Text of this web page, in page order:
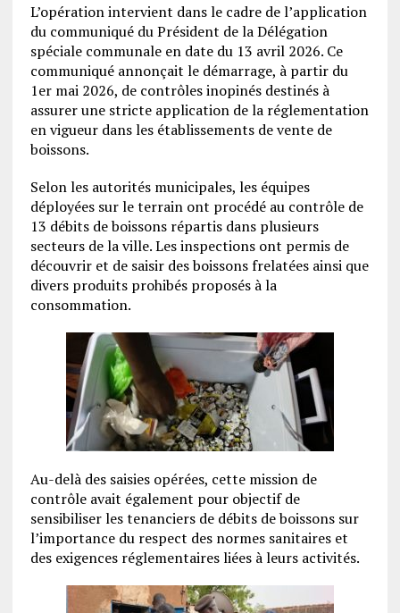
L’opération intervient dans le cadre de l’application
du communiqué du Président de la Délégation
spéciale communale en date du 13 avril 2026. Ce
communiqué annonçait le démarrage, à partir du
1er mai 2026, de contrôles inopinés destinés à
assurer une stricte application de la réglementation
en vigueur dans les établissements de vente de
boissons.
Selon les autorités municipales, les équipes
déployées sur le terrain ont procédé au contrôle de
13 débits de boissons répartis dans plusieurs
secteurs de la ville. Les inspections ont permis de
découvrir et de saisir des boissons frelatées ainsi que
divers produits prohibés proposés à la
consommation.
Au-delà des saisies opérées, cette mission de
contrôle avait également pour objectif de
sensibiliser les tenanciers de débits de boissons sur
l’importance du respect des normes sanitaires et
des exigences réglementaires liées à leurs activités.